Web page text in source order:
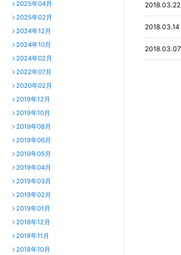
2025年04月
2025年02月
2024年12月
2024年10月
2024年02月
2022年07月
2020年02月
2019年12月
2019年10月
2019年08月
2019年06月
2019年05月
2019年04月
2019年03月
2019年02月
2019年01月
2018年12月
2018年11月
2018年10月
2018.03.22
2018.03.14
2018.03.07